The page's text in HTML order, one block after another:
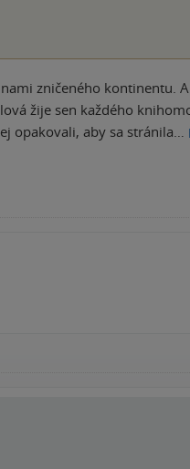
zničeného kontinentu.
žije sen každého
opakovali, aby sa stránila…